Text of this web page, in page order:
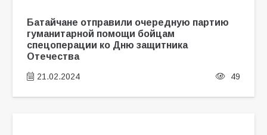
Батайчане отправили очередную партию
гуманитарной помощи бойцам
спецоперации ко Дню защитника
Отечества
21.02.2024 49